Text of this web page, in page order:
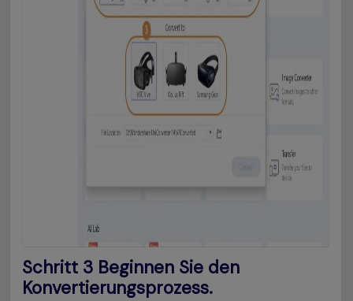
Schritt 3Beginnen Sie den
Konvertierungsprozess.